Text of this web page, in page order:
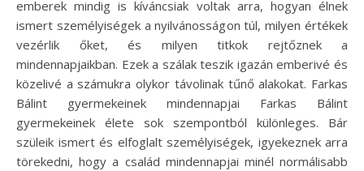
emberek mindig is kíváncsiak voltak arra, hogyan élnek
ismert személyiségek a nyilvánosságon túl, milyen értékek
vezérlik őket, és milyen titkok rejtőznek a
mindennapjaikban. Ezek a szálak teszik igazán emberivé és
közelivé a számukra olykor távolinak tűnő alakokat. Farkas
Bálint gyermekeinek mindennapjai Farkas Bálint
gyermekeinek élete sok szempontból különleges. Bár
szüleik ismert és elfoglalt személyiségek, igyekeznek arra
törekedni, hogy a család mindennapjai minél normálisabb